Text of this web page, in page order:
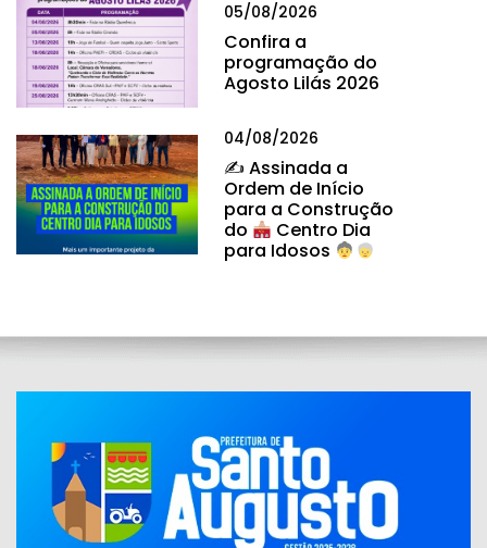
05/08/2026
Confira a
programação do
Agosto Lilás 2026
04/08/2026
✍ Assinada a
Ordem de Início
para a Construção
do
Centro Dia
para Idosos